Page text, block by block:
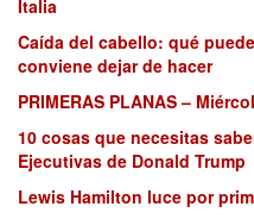
Italia
Caída del cabello: qué
conviene dejar de hacer
PRIMERAS PLANAS –
10 cosas que necesitas
Ejecutivas de Donald Trump
Lewis Hamilton luce por